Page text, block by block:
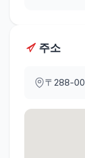
주소
〒288-